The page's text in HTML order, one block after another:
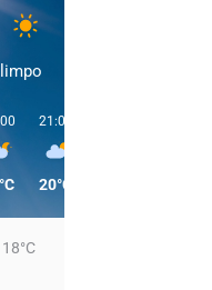
21:00
20°C
18°C